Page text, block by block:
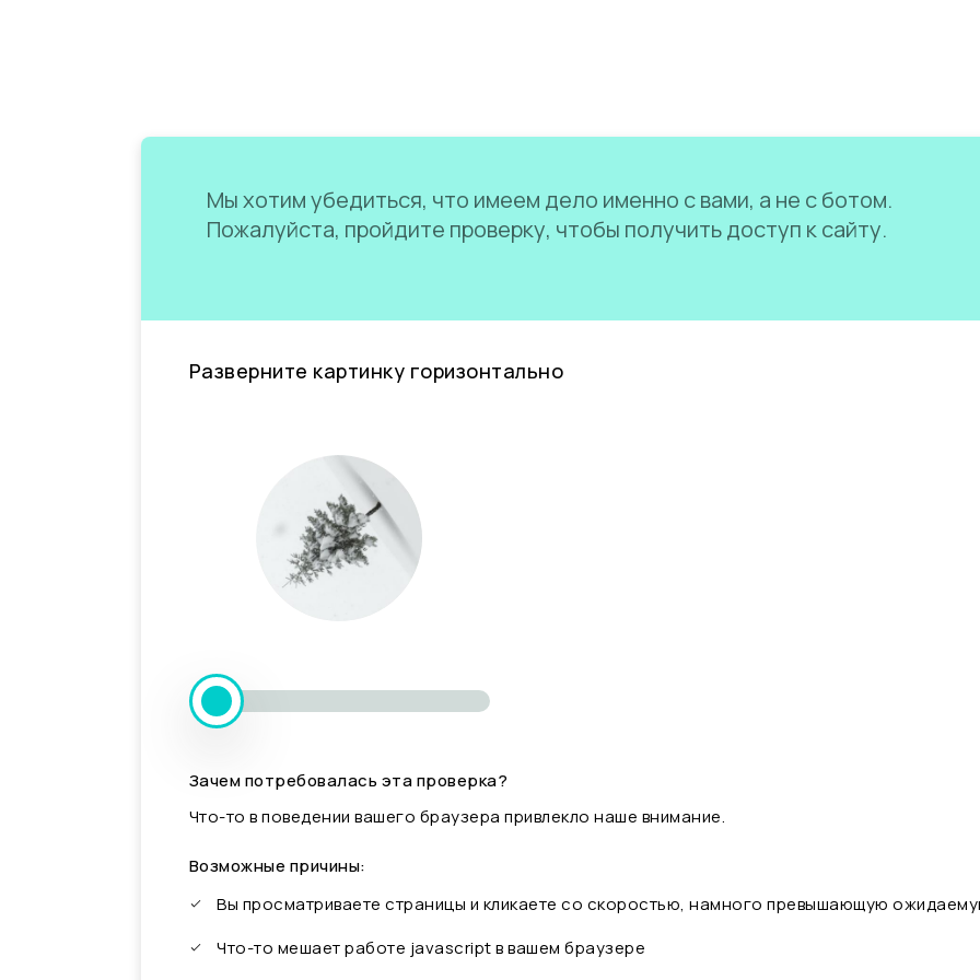
Мы хотим убедиться, что имеем дело именно с вами, а не с ботом.
Пожалуйста, пройдите проверку, чтобы получить доступ к сайту.
Разверните картинку горизонтально
Зачем потребовалась эта проверка?
Что-то в поведении вашего браузера привлекло наше внимание.
Возможные причины:
Вы просматриваете страницы и кликаете со скоростью, намного превышающую
Что-то мешает работе javascript в вашем браузере